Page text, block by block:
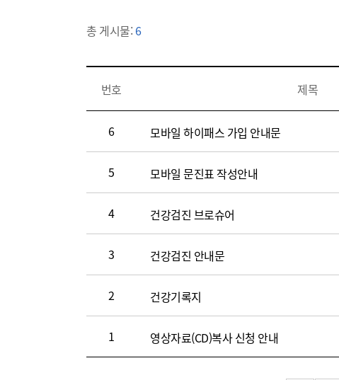
총 게시물: 6
판
제
조
수,
번호 제목
6 모바일 하이패스 가입 안내문
5 모바일 문진표 작성안내
4 건강검진 브로슈어
3 건강검진 안내문
2 건강기록지
1 영상자료(CD)복사 신청 안내